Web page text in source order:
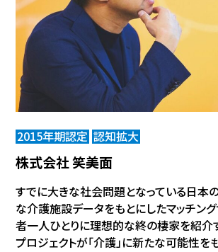
2015年期認定 認知拡大
株式会社 笑美面
すでに大きな社会問題となっている日本
な介護施設データをもとにしたマッチン
者一人ひとりに理想的な終の棲家を紹介
プロジェクトが「介護」に新たな可能性を